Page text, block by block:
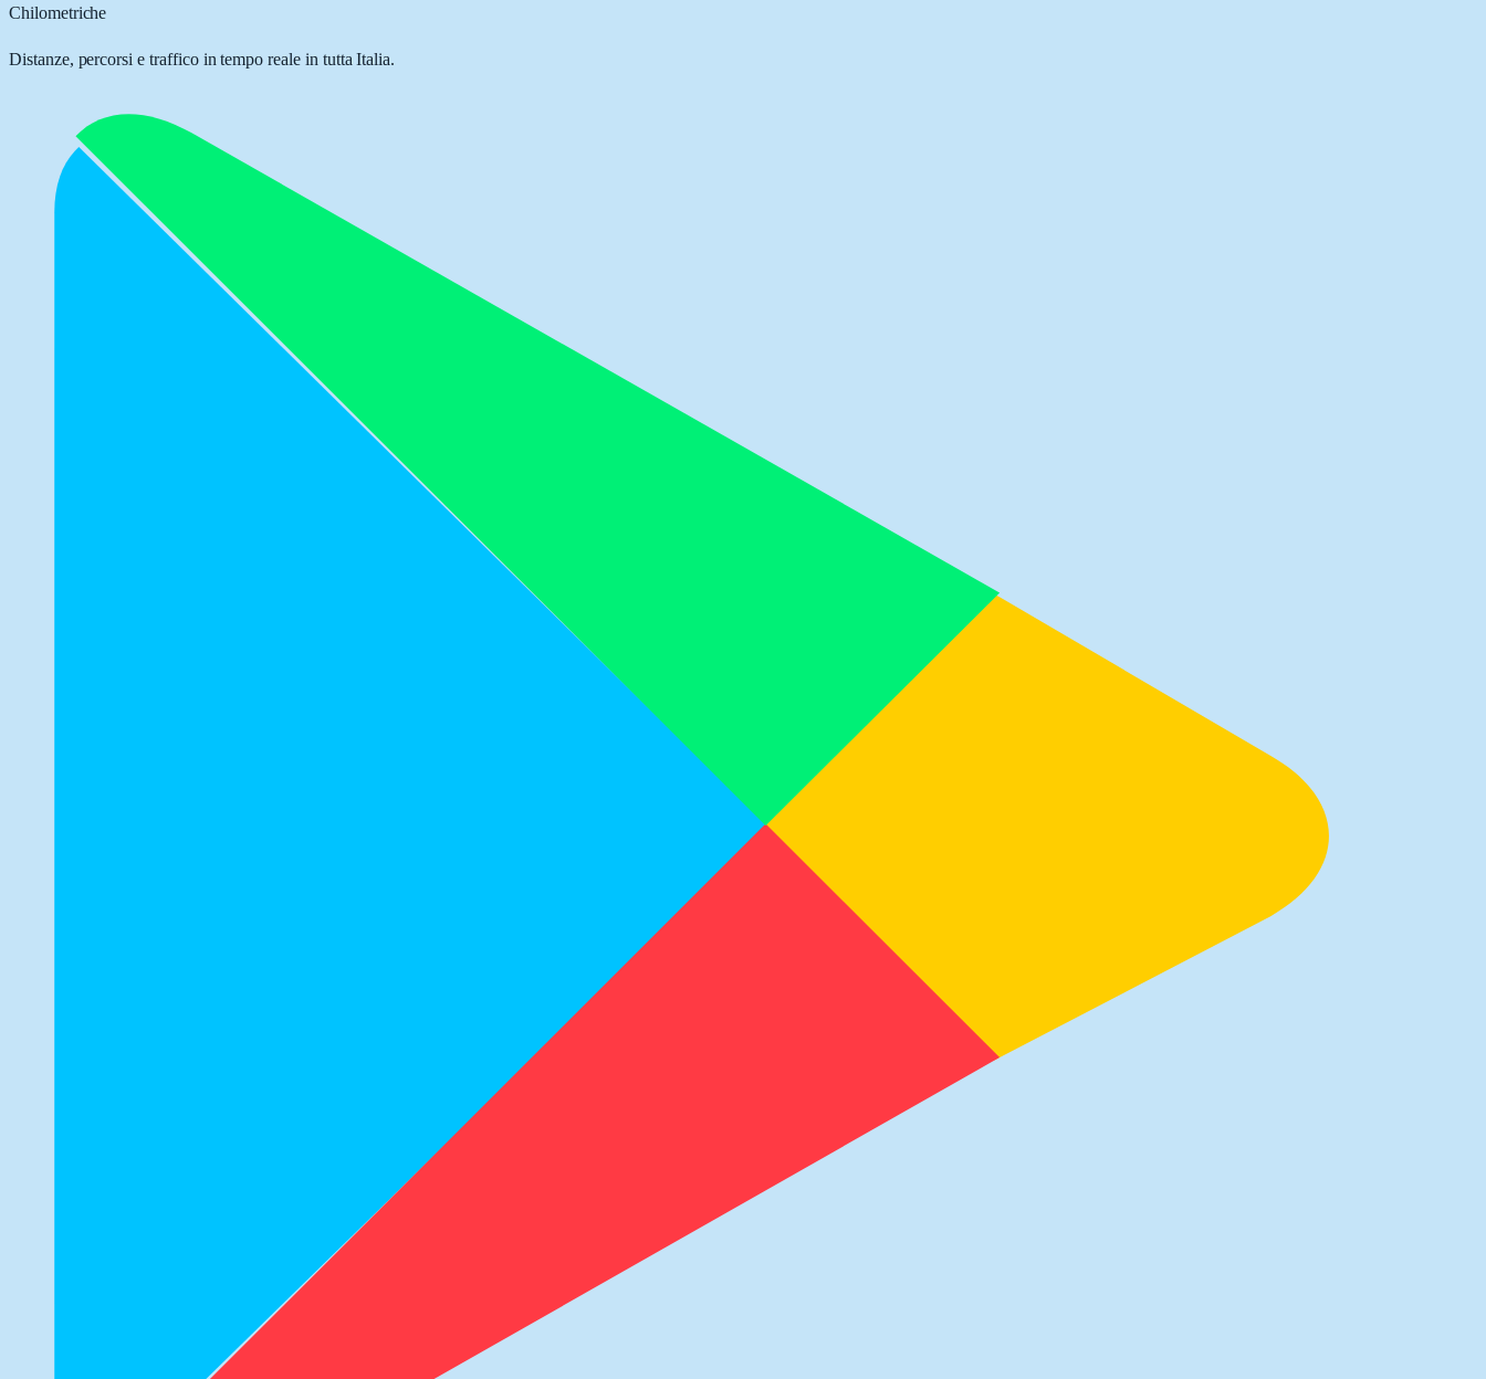
Chilometriche
Distanze, percorsi e traffico in tempo reale in tutta Italia.